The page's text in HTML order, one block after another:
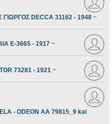
DECCA 31162 - 1948 ~
E-3665 - 1917 ~
73281 - 1921 ~
- ODEON AA 79815_9 kai